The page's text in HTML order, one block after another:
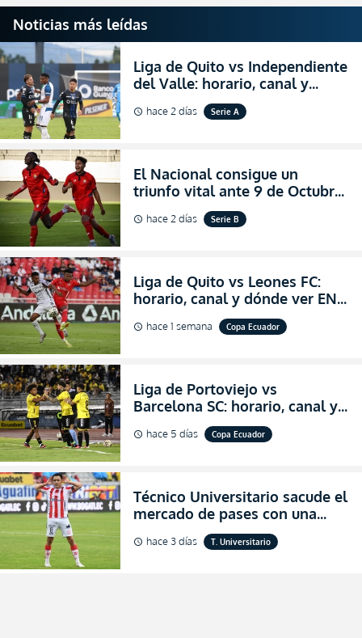
Noticias más leídas
Liga de Quito vs Independiente
del Valle: horario, canal y
dónde ver EN VIVO el
partidazo por la fecha 24 de la
schedule hace 2 días Serie A
El Nacional consigue un
triunfo vital ante 9 de Octubre
para encender la fe en la
salvación
schedule hace 2 días Serie B
Liga de Quito vs Leones FC:
horario, canal y dónde ver EN
VIVO los octavos de final de la
Copa Ecuador 2026
schedule hace 1 semana Copa Ecuador
Liga de Portoviejo vs
Barcelona SC: horario, canal y
dónde ver EN VIVO los octavos
de final de la Copa Ecuador
schedule hace 5 días Copa Ecuador
Técnico Universitario sacude el
mercado de pases con una
verdadera revolución para
asegurar la permanencia
schedule hace 3 días T. Universitario